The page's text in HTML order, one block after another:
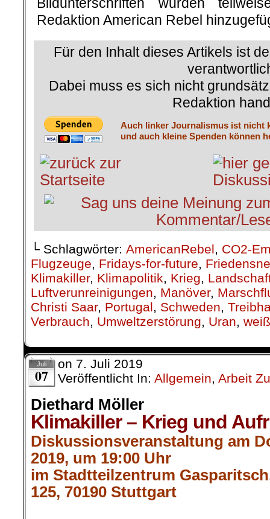
Redaktion American Rebel
Für den Inhalt dieses Artikels ist
Dabei muss es sich nicht
Redaktion
Auch linker Journalismus ist nicht
und auch kleine Spenden können
└ Schlagwörter: AmericanRebel, CO2-
Flugzeuge, Fridays-for-future,
Klimakiller, Klimapolitik, Krieg,
Luftverunreinigungen, Manöver,
Christi Saar, Portugal, Schweden,
Verbrauch, Umweltzerstörung, Uran,
Juli
07
on 7. Juli 2019
Veröffentlicht In: Allgemein, Arbeit
Diethard Möller
Klimakiller – Krieg und
Diskussionsveranstaltung am
2019, um 19:00 Uhr
im Stadtteilzentrum
125, 70190 Stuttgart